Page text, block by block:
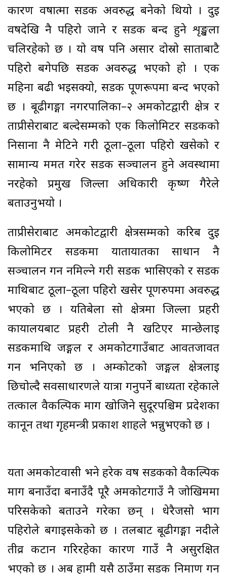
कारण वर्षात्मा सडक अवरुद्ध बनेको थियो । दुई
वर्षदेखि नै पहिरो जाने र सडक बन्द हुने शृङ्खला
चलिरहेको छ । यो वर्ष पनि असार दोस्रो साताबाटै
पहिरो बगेपछि सडक अवरुद्ध भएको हो । एक
महिना बढी भइसक्यो, सडक पूर्णरूपमा बन्द भएको
छ । बूढीगङ्गा नगरपालिका–२ अमकोटद्वारी क्षेत्र र
ताप्रीसेराबाट बल्देसम्मको एक किलोमिटर सडकको
निसाना नै मेटिने गरी ठूला–ठूला पहिरो खसेको र
सामान्य मर्मत गरेर सडक सञ्चालन हुने अवस्थामा
नरहेको प्रमुख जिल्ला अधिकारी कृष्ण गैरेले
बताउनुभयो ।
ताप्रीसेराबाट अमकोटद्वारी क्षेत्रसम्मको करिब दुई
किलोमिटर सडकमा यातायातका साधान नै
सञ्चालन गर्न नमिल्ने गरी सडक भासिएको र सडक
माथिबाट ठूला–ठूला पहिरो खसेर पूर्णरुपमा अवरुद्ध
भएको छ । यतिबेला सो क्षेत्रमा जिल्ला प्रहरी
कार्यालयबाट प्रहरी टोली नै खटिएर मान्छेलाई
सडकमाथि जङ्गल र अमकोटगाउँबाट आवतजावत
गर्न भनिएको छ । अम्कोटको जङ्गल क्षेत्रलाई
छिचोल्दै सर्वसाधारणले यात्रा गर्नुपर्ने बाध्यता रहेकाले
तत्काल वैकल्पिक मार्ग खोजिने सुदूरपश्चिम प्रदेशका
कानून तथा गृहमन्त्री प्रकाश शाहले भन्नुभएको छ ।
यता अमकोटवासी भने हरेक वर्ष सडकको वैकल्पिक
मार्ग बनाउँदा बनाउँदै पूरै अमकोटगाउँ नै जोखिममा
परिसकेको बताउने गरेका छन् । धेरैजसो भाग
पहिरोले बगाइसकेको छ । तलबाट बूढीगङ्गा नदीले
तीव्र कटान गरिरहेका कारण गाउँ नै असुरक्षित
भएको छ । अब हामी यसै ठाउँमा सडक निर्माण गर्न